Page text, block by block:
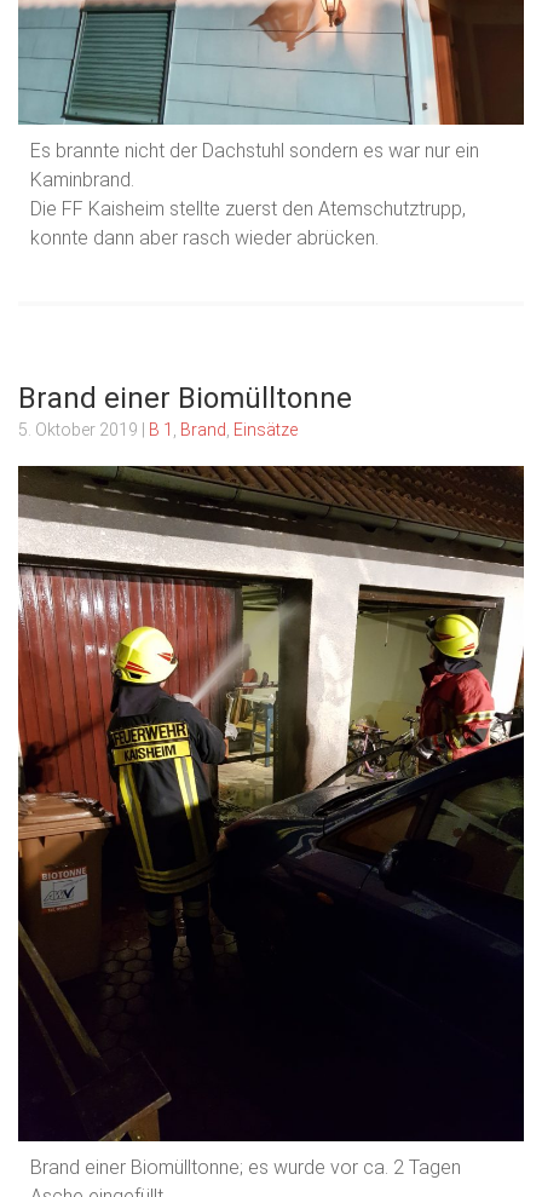
Es brannte nicht der Dachstuhl sondern es war nur ein
Kaminbrand.
Die FF Kaisheim stellte zuerst den Atemschutztrupp,
konnte dann aber rasch wieder abrücken.
Brand einer Biomülltonne
5. Oktober 2019 B 1 , Brand, Einsätze
Brand einer Biomülltonne; es wurde vor ca. 2 Tagen